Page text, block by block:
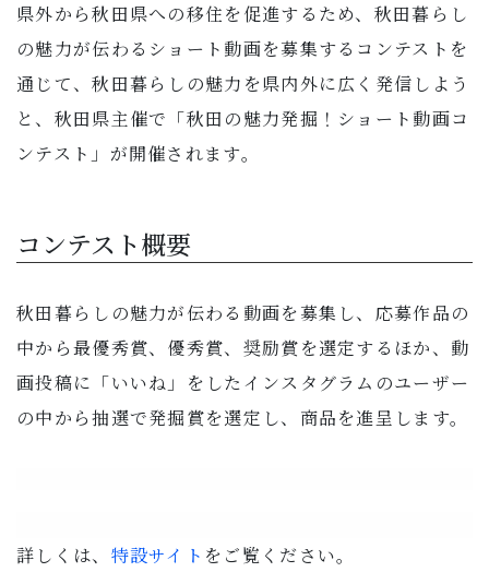
観光
子育て・教育
移住・定住
県外から秋田県への移住を促進するため、秋田暮らし
の魅力が伝わるショート動画を募集するコンテストを
通じて、秋田暮らしの魅力を県内外に広く発信しよう
と、秋田県主催で「秋田の魅力発掘！ショート動画コ
ンテスト」が開催されます。
コンテスト概要
秋田暮らしの魅力が伝わる動画を募集し、応募作品の
中から最優秀賞、優秀賞、奨励賞を選定するほか、動
画投稿に「いいね」をしたインスタグラムのユーザー
の中から抽選で発掘賞を選定し、商品を進呈します。
詳しくは、 特設サイト をご覧ください。